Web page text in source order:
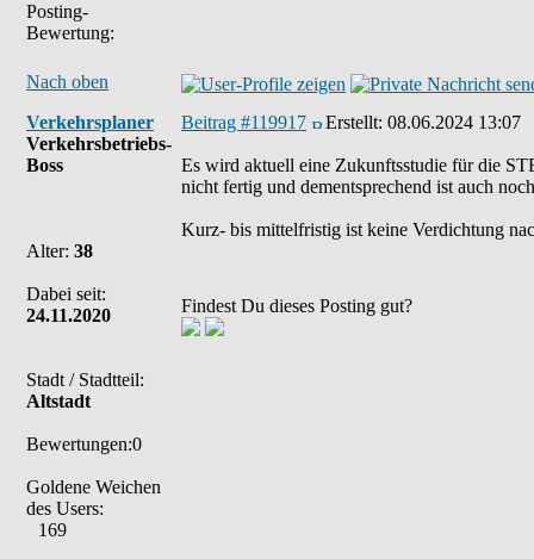
Posting-
Bewertung:
Nach oben
Verkehrsplaner
Verkehrsbetriebs-
Boss
Alter: 38
Dabei seit:
24.11.2020
Stadt / Stadtteil:
Altstadt
Bewertungen:0
Goldene Weichen
des Users:
169
Beitrag #119917 Erstellt: 08.06.2024 13:07
Es wird aktuell eine Zukunftsstudie für die
nicht fertig und dementsprechend ist auch
Kurz- bis mittelfristig ist keine Verdichtung
Findest Du dieses Posting gut?